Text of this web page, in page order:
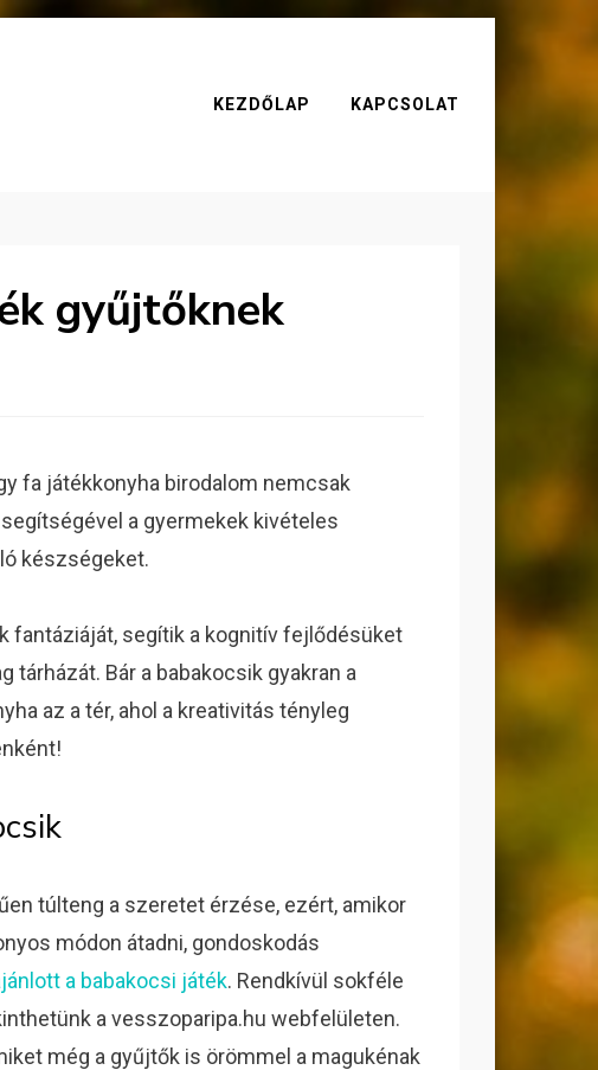
KEZDŐLAP KAPCSOLAT
gyűjtőknek
fa játékkonyha birodalom nemcsak
a gyermekek kivételes
készségeket.
fantáziáját, segítik a kognitív fejlődésüket
Bár a babakocsik gyakran a
az a tér, ahol a kreativitás tényleg
túlteng a szeretet érzése, ezért, amikor
módon átadni, gondoskodás
a babakocsi játék. Rendkívül sokféle
a vesszoparipa.hu webfelületen.
még a gyűjtők is örömmel a magukénak